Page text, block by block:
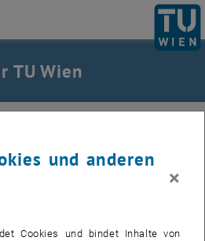
TU Wien
klimarelevante
in Vösendorf
2019 haben wir mit unserer
und anderen
×
Cookies und bindet Inhalte von